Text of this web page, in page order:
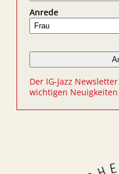
Anrede
Der IG-Jazz
wichtigen